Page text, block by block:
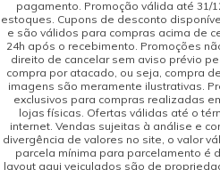
pagamento. Promoção válida até 31/
estoques. Cupons de desconto
e são válidos para compras acima de
24h após o recebimento. Promoções
direito de cancelar sem aviso prévio
compra por atacado, ou seja, compra
imagens são meramente ilustrativas.
exclusivos para compras realizadas
lojas físicas. Ofertas válidas até o
internet. Vendas sujeitas à análise e
divergência de valores no site, o valor
parcela mínima para parcelamento é
layout aqui veiculados são de